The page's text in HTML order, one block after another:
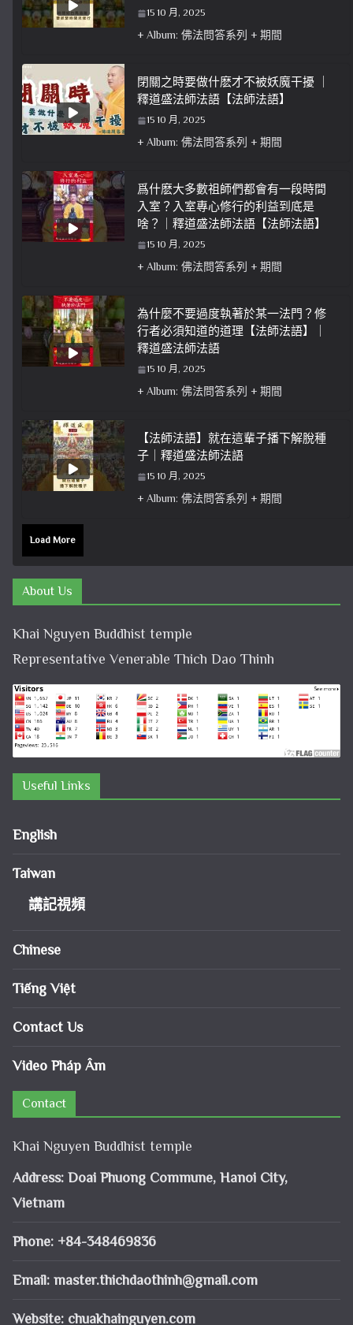
15 10 月, 2025
+ Album: 佛法問答系列 + 期間
閉關之時要做什麽才不被妖魔干擾 ｜
釋道盛法師法語【法師法語】
15 10 月, 2025
+ Album: 佛法問答系列 + 期間
爲什麽大多數祖師們都會有一段時間
入室？入室專心修行的利益到底是
啥？｜釋道盛法師法語【法師法語】
15 10 月, 2025
+ Album: 佛法問答系列 + 期間
為什麼不要過度執著於某一法門？修
行者必須知道的道理【法師法語】｜
釋道盛法師法語
15 10 月, 2025
+ Album: 佛法問答系列 + 期間
【法師法語】就在這輩子播下解脫種
子｜釋道盛法師法語
15 10 月, 2025
+ Album: 佛法問答系列 + 期間
Load More
About Us
Khai Nguyen Buddhist temple
Representative Venerable Thich Dao Thinh
Useful Links
English
Taiwan
講記視頻
Chinese
Tiếng Việt
Contact Us
Video Pháp Âm
Contact
Khai Nguyen Buddhist temple
Address: Doai Phuong Commune, Hanoi City,
Vietnam
Phone: +84-348469836
Email: master.thichdaothinh@gmail.com
Website: chuakhainguyen.com